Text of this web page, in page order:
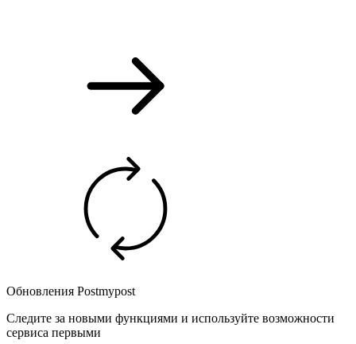
Обновления Postmypost
Следите за новыми функциями и используйте возможности
сервиса первыми